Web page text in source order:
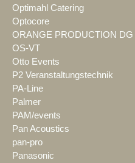
Optimahl Catering
Optocore
ORANGE PRODUCTION DG
OS-VT
Otto Events
P2 Veranstaltungstechnik
PA-Line
Palmer
PAM/events
Pan Acoustics
pan-pro
Panasonic